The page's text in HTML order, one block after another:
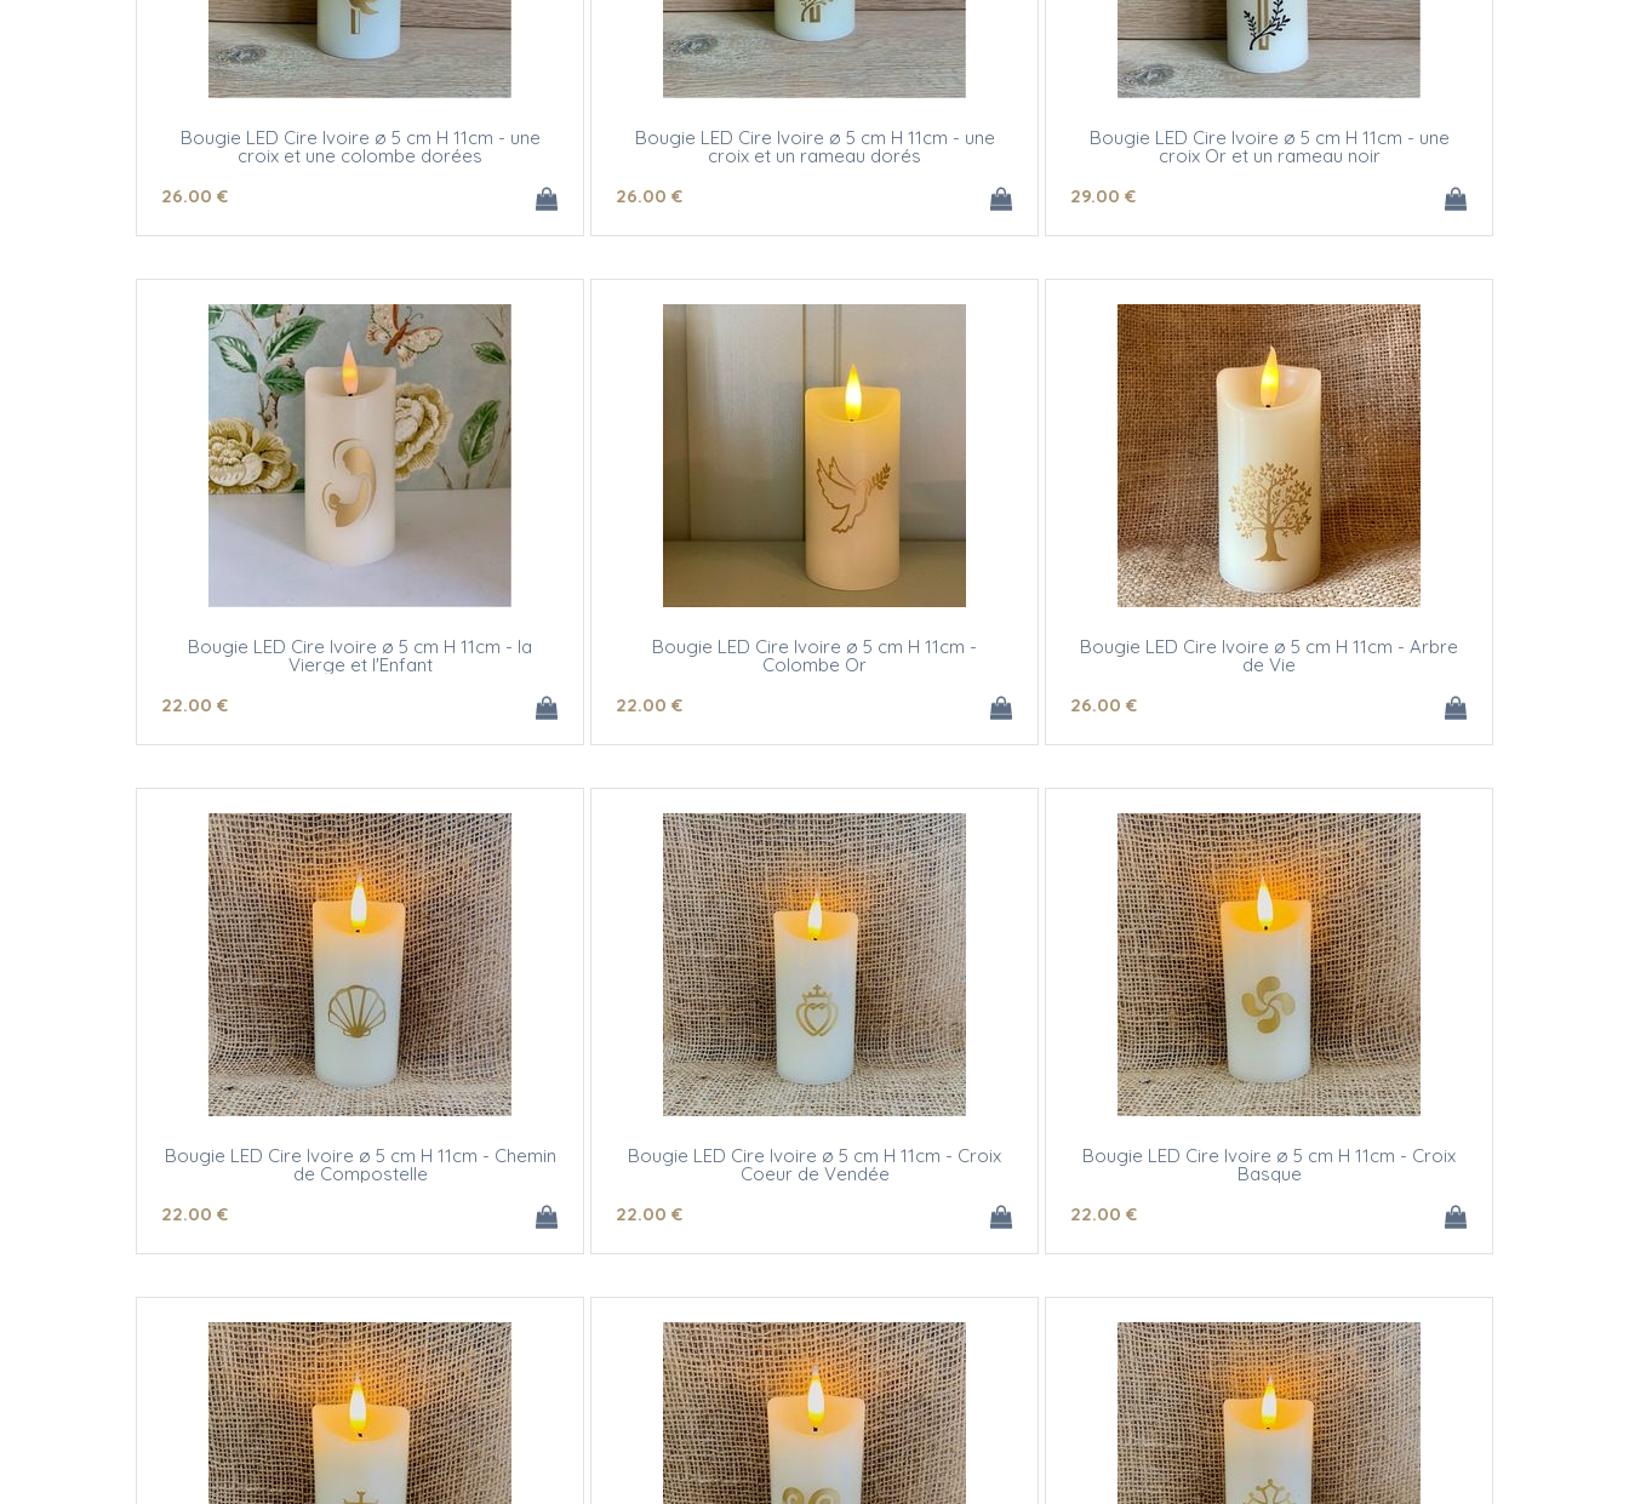
Bougie LED Cire Ivoire ø 5 cm H 11cm - une
croix et une colombe dorées
26.00 €
Bougie LED Cire Ivoire ø 5 cm H 11cm - une
croix et un rameau dorés
26.00 €
Bougie LED Cire Ivoire ø 5 cm H 11cm - une
croix Or et un rameau noir
29.00 €
Bougie LED Cire Ivoire ø 5 cm H 11cm - la
Vierge et l'Enfant
22.00 €
Bougie LED Cire Ivoire ø 5 cm H 11cm -
Colombe Or
22.00 €
Bougie LED Cire Ivoire ø 5 cm H 11cm - Arbre
de Vie
26.00 €
Bougie LED Cire Ivoire ø 5 cm H 11cm - Chemin
de Compostelle
22.00 €
Bougie LED Cire Ivoire ø 5 cm H 11cm - Croix
Coeur de Vendée
22.00 €
Bougie LED Cire Ivoire ø 5 cm H 11cm - Croix
Basque
22.00 €